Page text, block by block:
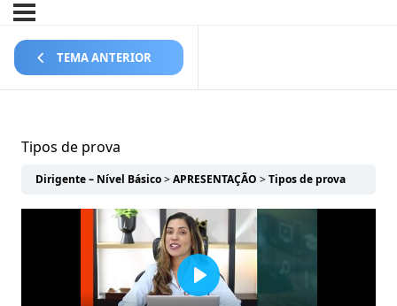
TEMA ANTERIOR
Tipos de prova
Dirigente – Nível Básico APRESENTAÇÃO Tipos de prova